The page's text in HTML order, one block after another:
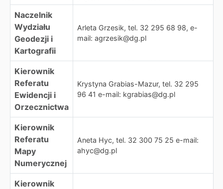
Naczelnik
Wydziału
Geodezji i
Kartografii
Arleta Grzesik, tel. 32 295 68 98, e-
mail: agrzesik@dg.pl
Kierownik
Referatu
Ewidencji i
Orzecznictwa
Krystyna Grabias-Mazur, tel. 32 295
96 41 e-mail: kgrabias@dg.pl
Kierownik
Referatu
Mapy
Numerycznej
Aneta Hyc, tel. 32 300 75 25 e-mail:
ahyc@dg.pl
Kierownik